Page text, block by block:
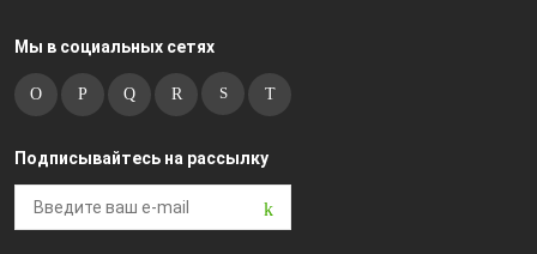
Мы в социальных сетях
Подписывайтесь на рассылку